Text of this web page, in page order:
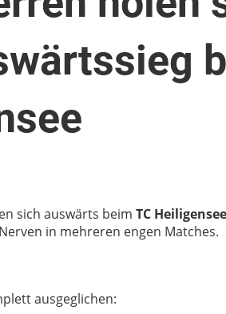
sich auswärts beim TC Heiligensee
in mehreren engen Matches.
ausgeglichen: